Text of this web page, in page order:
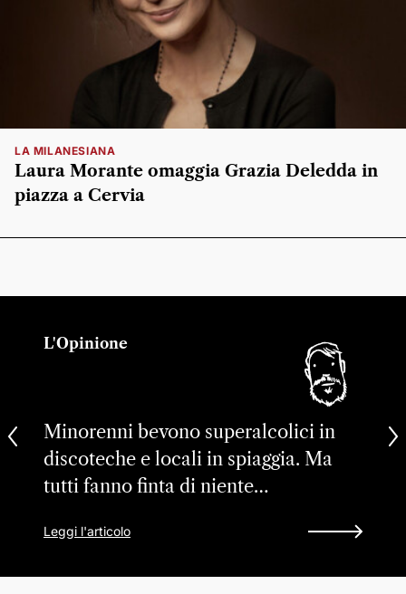
LA MILANESIANA
Laura Morante omaggia Grazia Deledda in
piazza a Cervia
L'Opinione
Minorenni bevono superalcolici in
discoteche e locali in spiaggia. Ma
tutti fanno finta di niente…
Leggi l'articolo